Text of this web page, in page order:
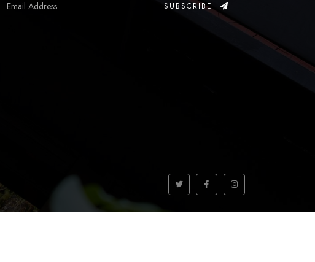
SUBSCRIBE